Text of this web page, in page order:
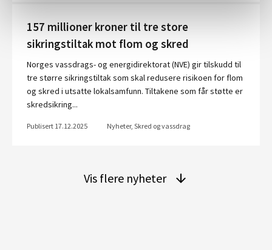
157 millioner kroner til tre store
sikringstiltak mot flom og skred
Norges vassdrags- og energidirektorat (NVE) gir tilskudd til
tre større sikringstiltak som skal redusere risikoen for flom
og skred i utsatte lokalsamfunn. Tiltakene som får støtte er
skredsikring...
Publisert 17.12.2025 Nyheter, Skred og vassdrag
Vis flere nyheter